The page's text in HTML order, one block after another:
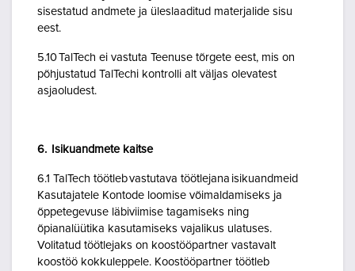
sisestatud andmete ja üleslaaditud materjalide sisu
eest.
5.10 TalTech ei vastuta Teenuse tõrgete eest, mis on
põhjustatud TalTechi kontrolli alt väljas olevatest
asjaoludest.
6. Isikuandmete kaitse
6.1 TalTech töötleb vastutava töötlejana isikuandmeid
Kasutajatele Kontode loomise võimaldamiseks ja
õppetegevuse läbiviimise tagamiseks ning
õpianalüütika kasutamiseks vajalikus ulatuses.
Volitatud töötlejaks on koostööpartner vastavalt
koostöö kokkuleppele. Koostööpartner töötleb